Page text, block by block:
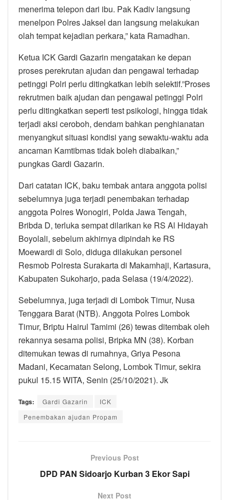
menerima telepon dari ibu. Pak Kadiv langsung
menelpon Polres Jaksel dan langsung melakukan
olah tempat kejadian perkara,” kata Ramadhan.
Ketua ICK Gardi Gazarin mengatakan ke depan
proses perekrutan ajudan dan pengawal terhadap
petinggi Polri perlu ditingkatkan lebih selektif.”Proses
rekrutmen baik ajudan dan pengawal petinggi Polri
perlu ditingkatkan seperti test psikologi, hingga tidak
terjadi aksi ceroboh, dendam bahkan penghianatan
menyangkut situasi kondisi yang sewaktu-waktu ada
ancaman Kamtibmas tidak boleh diabaikan,”
pungkas Gardi Gazarin.
Dari catatan ICK, baku tembak antara anggota polisi
sebelumnya juga terjadi penembakan terhadap
anggota Polres Wonogiri, Polda Jawa Tengah,
Bribda D, terluka sempat dilarikan ke RS Al Hidayah
Boyolali, sebelum akhirnya dipindah ke RS
Moewardi di Solo, diduga dilakukan personel
Resmob Polresta Surakarta di Makamhaji, Kartasura,
Kabupaten Sukoharjo, pada Selasa (19/4/2022).
Sebelumnya, juga terjadi di Lombok Timur, Nusa
Tenggara Barat (NTB). Anggota Polres Lombok
Timur, Briptu Hairul Tamimi (26) tewas ditembak oleh
rekannya sesama polisi, Bripka MN (38). Korban
ditemukan tewas di rumahnya, Griya Pesona
Madani, Kecamatan Selong, Lombok Timur, sekira
pukul 15.15 WITA, Senin (25/10/2021). Jk
Tags: Gardi Gazarin
ICK
Penembakan ajudan Propam
Previous Post
DPD PAN Sidoarjo Kurban 3 Ekor Sapi
Next Post